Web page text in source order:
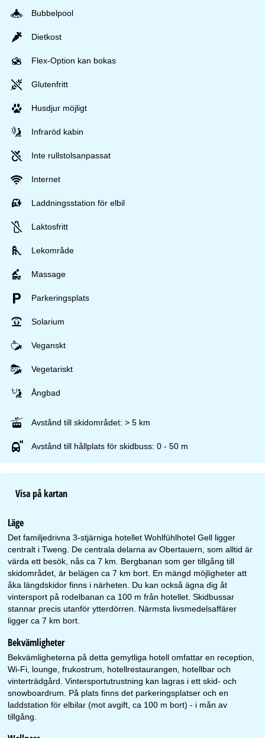
Bubbelpool
Dietkost
Flex-Option kan bokas
Glutenfritt
Husdjur möjligt
Infraröd kabin
Inte rullstolsanpassat
Internet
Laddningsstation för elbil
Laktosfritt
Lekområde
Massage
Parkeringsplats
Solarium
Veganskt
Vegetariskt
Ångbad
Avstånd till skidområdet: > 5 km
Avstånd till hållplats för skidbuss: 0 - 50 m
Visa på kartan
Läge
Det familjedrivna 3-stjärniga hotellet Wohlfühlhotel Gell ligger
centralt i Tweng. De centrala delarna av Obertauern, som alltid är
värda ett besök, nås ca 7 km. Bergbanan som ger tillgång till
skidområdet, är belägen ca 7 km bort. En mängd möjligheter att
åka längdskidor finns i närheten. Du kan också ägna dig åt
vintersport på rodelbanan ca 100 m från hotellet. Skidbussar
stannar precis utanför ytterdörren. Närmsta livsmedelsaffärer
ligger ca 7 km bort.
Bekvämligheter
Bekvämligheterna på detta gemytliga hotell omfattar en reception,
Wi-Fi, lounge, frukostrum, hotellrestaurangen, hotellbar och
vinterträdgård. Vintersportutrustning kan lagras i ett skid- och
snowboardrum. På plats finns det parkeringsplatser och en
laddstation för elbilar (mot avgift, ca 100 m bort) - i mån av
tillgång.